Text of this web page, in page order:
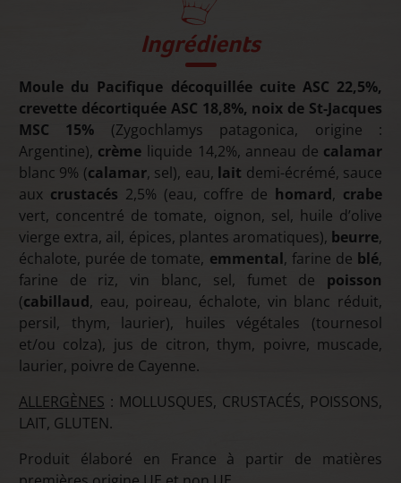
Ingrédients
Moule du Pacifique décoquillée cuite ASC 22,5%,
crevette décortiquée ASC 18,8%, noix de St-Jacques
MSC 15% (Zygochlamys patagonica, origine :
Argentine), crème liquide 14,2%, anneau de calamar
blanc 9% (calamar, sel), eau, lait demi-écrémé, sauce
aux crustacés 2,5% (eau, coffre de homard, crabe
vert, concentré de tomate, oignon, sel, huile d’olive
vierge extra, ail, épices, plantes aromatiques), beurre,
échalote, purée de tomate, emmental, farine de blé,
farine de riz, vin blanc, sel, fumet de poisson
(cabillaud, eau, poireau, échalote, vin blanc réduit,
persil, thym, laurier), huiles végétales (tournesol
et/ou colza), jus de citron, thym, poivre, muscade,
laurier, poivre de Cayenne.
ALLERGÈNES : MOLLUSQUES, CRUSTACÉS, POISSONS,
LAIT, GLUTEN.
Produit élaboré en France à partir de matières